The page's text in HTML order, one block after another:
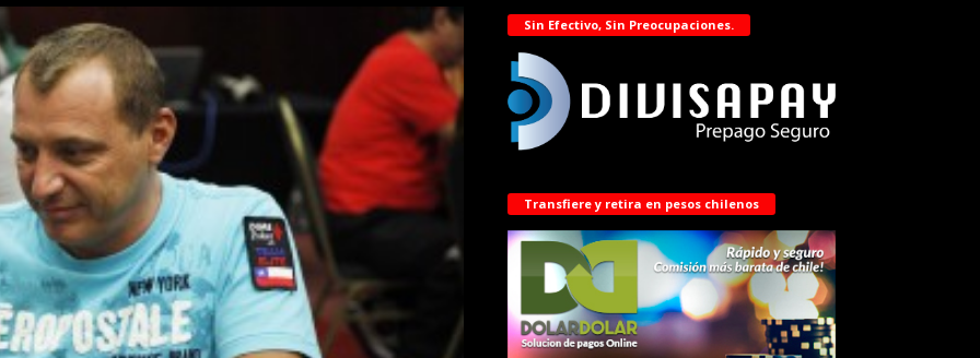
Sin Efectivo, Sin Preocupaciones.
Transfiere y retira en pesos chilenos